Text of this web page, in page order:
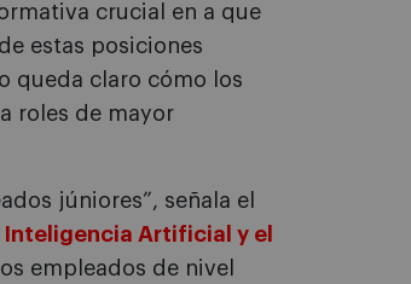
crucial en a que
estas posiciones
queda claro cómo los
roles de mayor
júniores”, señala el
Inteligencia Artificial y el
empleados de nivel